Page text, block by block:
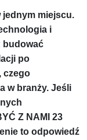
jednym miejscu.
i
budować
po
czego
w branży. Jeśli
Z NAMI 23
to odpowiedź